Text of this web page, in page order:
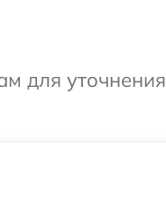
для уточнения